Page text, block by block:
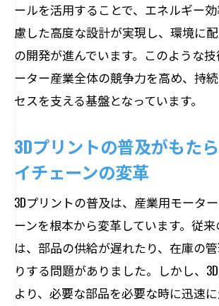
ールを活用することで、エネルギー
慮した高度な設計が実現し、環境に
の開発が進んでいます。このような
ーター産業全体の競争力を高め、持
セスを支える基盤となっています。
3Dプリントの普及がもた
イチェーンの変革
3Dプリントの普及は、産業用モータ
ーンを根本から変革しています。従
は、部品の供給が遅れたり、在庫の
りする問題がありました。しかし、
より、必要な部品を必要な時に迅速